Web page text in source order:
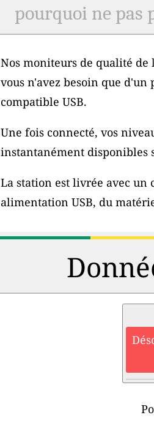
pourquoi ne pas
Nos moniteurs de qualité
vous n'avez besoin que
compatible USB.
Une fois connecté, vos
instantanément disponibles
La station est livrée avec un
alimentation USB, du